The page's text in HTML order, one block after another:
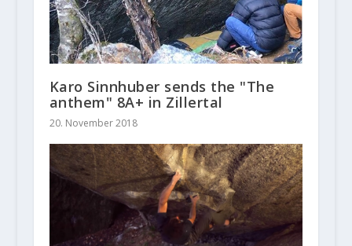
Karo Sinnhuber sends the "The
anthem" 8A+ in Zillertal
20. November 2018